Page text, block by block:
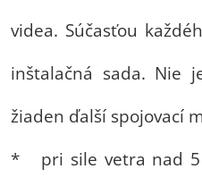
videa. Súčasťou
inštalačná sada. Nie
žiaden ďalší spojovací
* pri sile vetra nad 5